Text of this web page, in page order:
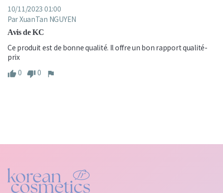
10/11/2023 01:00
Par XuanTan NGUYEN
Avis de KC
Ce produit est de bonne qualité. Il offre un bon rapport qualité-
prix
0
0